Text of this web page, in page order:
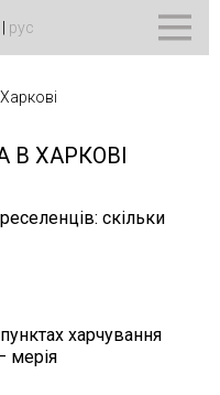
рус
В ХАРКОВІ
скільки
харчування
мерія